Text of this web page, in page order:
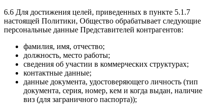
6.6 Для достижения целей, приведенных в пункте 5.1.7
настоящей Политики, Общество обрабатывает следующие
персональные данные Представителей контрагентов:
фамилия, имя, отчество;
должность, место работы;
сведения об участии в коммерческих структурах;
контактные данные;
данные документа, удостоверяющего личность (тип
документа, серия, номер, кем и когда выдан, наличие
виз (для заграничного паспорта));